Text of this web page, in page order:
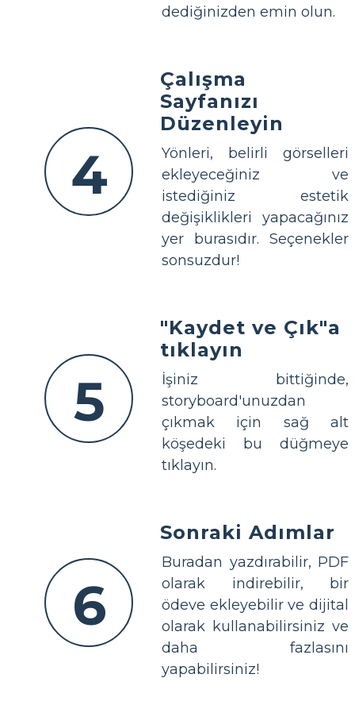
dediğinizden emin olun.
4
Çalışma
Sayfanızı
Düzenleyin
Yönleri, belirli görselleri
ekleyeceğiniz ve
istediğiniz estetik
değişiklikleri yapacağınız
yer burasıdır. Seçenekler
sonsuzdur!
5
"Kaydet ve Çık"a
tıklayın
İşiniz bittiğinde,
storyboard'unuzdan
çıkmak için sağ alt
köşedeki bu düğmeye
tıklayın.
6
Sonraki Adımlar
Buradan yazdırabilir, PDF
olarak indirebilir, bir
ödeve ekleyebilir ve dijital
olarak kullanabilirsiniz ve
daha fazlasını
yapabilirsiniz!